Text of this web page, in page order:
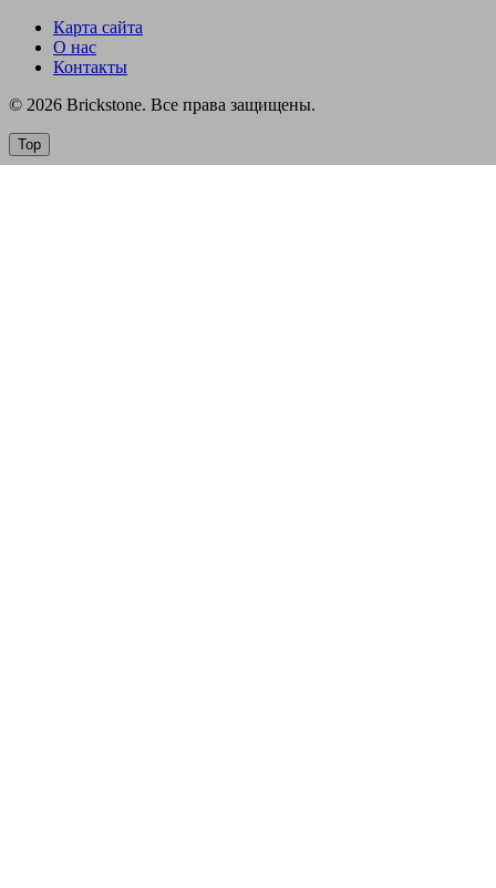
Карта сайта
О нас
Контакты
© 2026 Brickstone. Все права защищены.
Top